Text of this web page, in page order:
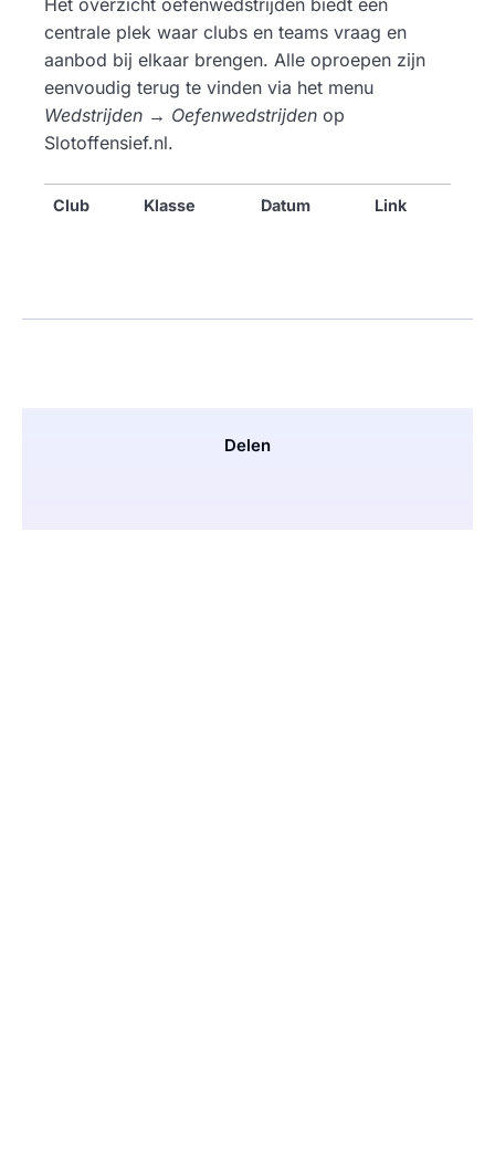
centrale plek waar clubs en teams vraag en
aanbod bij elkaar brengen. Alle oproepen zijn
eenvoudig terug te vinden via het menu
Wedstrijden → Oefenwedstrijden op
Slotoffensief.nl.
Club Klasse Datum Link
Delen